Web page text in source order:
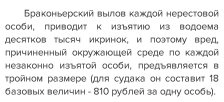
Браконьерский вылов каждой нерестовой
особи, приводит к изъятию из водоема
десятков тысяч икринок, и поэтому вред,
причиненный окружающей среде по каждой
незаконно изъятой особи, предъявляется в
тройном размере (для судака он составит 18
базовых величин - 810 рублей за одну особь).